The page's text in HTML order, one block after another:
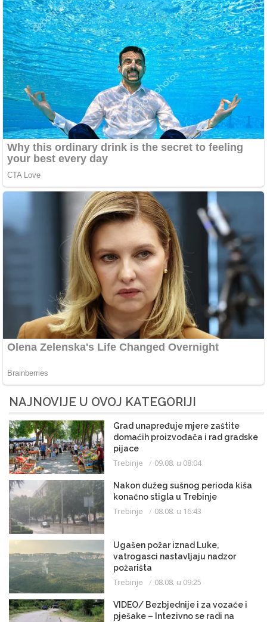
NAJNOVIJE U OVOJ KATEGORIJI
Grad unapređuje mjere zaštite
domaćih proizvođača i rad gradske
pijace
Trebinje 09.08. u 08:04
Nakon dužeg sušnog perioda kiša
konačno stigla u Trebinje
Trebinje 08.08. u 16:43
Ugašen požar iznad Luke,
vatrogasci nastavljaju nadzor
požarišta
Trebinje 08.08. u 09:25
VIDEO/ Bezbjednije i za vozače i
pješake – Intezivno se radi na